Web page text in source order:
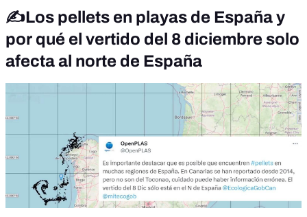
✍️Los pellets en playas de España y
por qué el vertido del 8 diciembre solo
afecta al norte de España